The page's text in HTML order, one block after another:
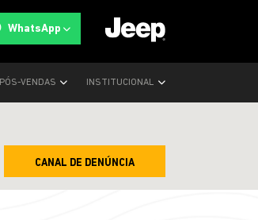
WhatsApp
PÓS-VENDAS INSTITUCIONAL
CANAL DE DENÚNCIA